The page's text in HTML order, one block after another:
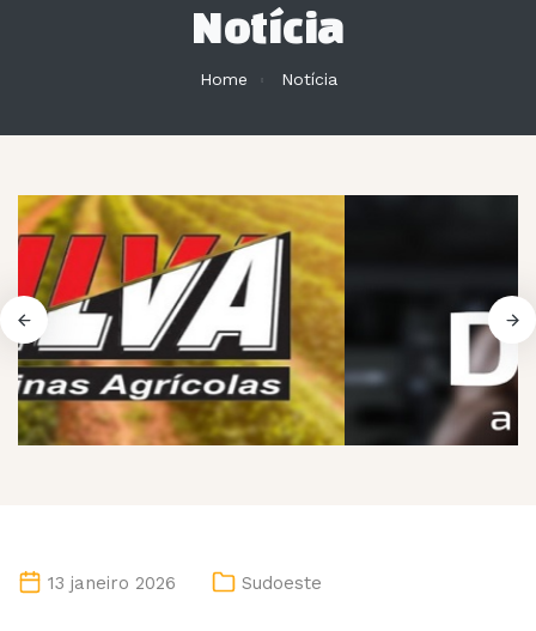
Notícia
Home Notícia
13 janeiro 2026 Sudoeste